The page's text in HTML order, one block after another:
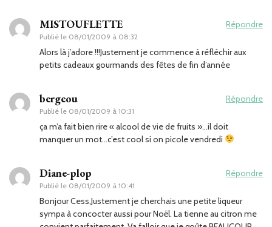
MISTOUFLETTE
Publié le 08/01/2009 à 08:32
Répondre
Alors là j’adore !!!Justement je commence à réfléchir aux
petits cadeaux gourmands des fêtes de fin d’année
bergeou
Publié le 08/01/2009 à 10:31
Répondre
ça m’a fait bien rire « alcool de vie de fruits »…il doit
manquer un mot…c’est cool si on picole vendredi
Diane-plop
Publié le 08/01/2009 à 10:41
Répondre
Bonjour Cess,Justement je cherchais une petite liqueur
sympa à concocter aussi pour Noël. La tienne au citron me